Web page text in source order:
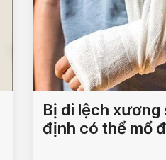
Bị di lệch xương
định có thể mổ